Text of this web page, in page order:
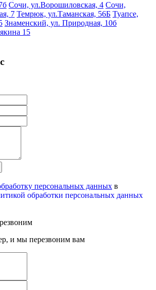
Сочи, ул.Ворошиловская, 4 Сочи,
7 Темрюк, ул.Таманская, 56Б Туапсе,
Знаменский, ул. Природная, 10б
15
персональных данных в
обработки персональных данных
и мы перезвоним вам